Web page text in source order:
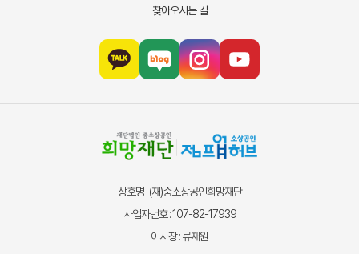
찾아오시는 길
상호명 : (재)중소상공인희망재단
사업자번호 : 107-82-17939
이사장 : 류재원